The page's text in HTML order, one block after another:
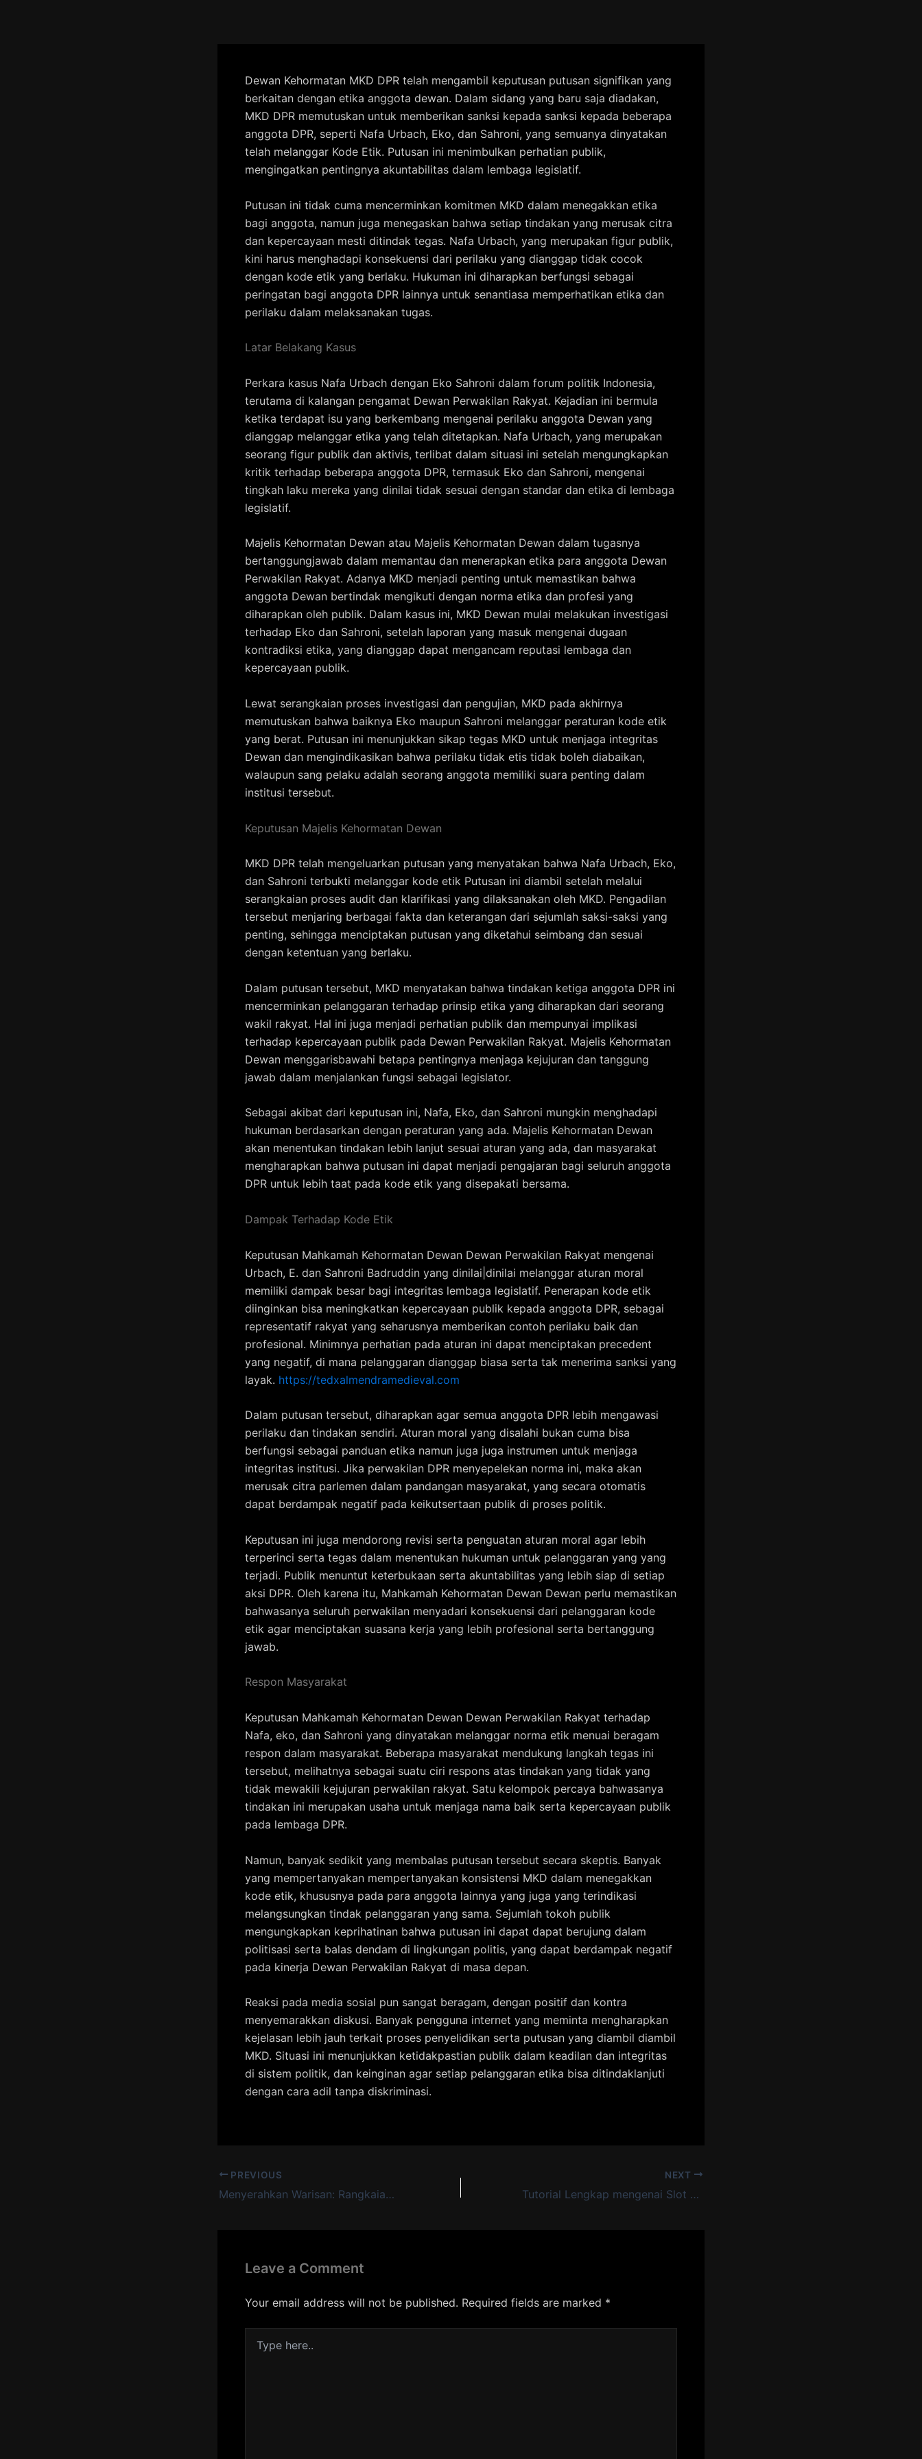
Dewan Kehormatan MKD DPR telah mengambil keputusan putusan signifikan yang
berkaitan dengan etika anggota dewan. Dalam sidang yang baru saja diadakan,
MKD DPR memutuskan untuk memberikan sanksi kepada sanksi kepada beberapa
anggota DPR, seperti Nafa Urbach, Eko, dan Sahroni, yang semuanya dinyatakan
telah melanggar Kode Etik. Putusan ini menimbulkan perhatian publik,
mengingatkan pentingnya akuntabilitas dalam lembaga legislatif.
Putusan ini tidak cuma mencerminkan komitmen MKD dalam menegakkan etika
bagi anggota, namun juga menegaskan bahwa setiap tindakan yang merusak citra
dan kepercayaan mesti ditindak tegas. Nafa Urbach, yang merupakan figur publik,
kini harus menghadapi konsekuensi dari perilaku yang dianggap tidak cocok
dengan kode etik yang berlaku. Hukuman ini diharapkan berfungsi sebagai
peringatan bagi anggota DPR lainnya untuk senantiasa memperhatikan etika dan
perilaku dalam melaksanakan tugas.
Latar Belakang Kasus
Perkara kasus Nafa Urbach dengan Eko Sahroni dalam forum politik Indonesia,
terutama di kalangan pengamat Dewan Perwakilan Rakyat. Kejadian ini bermula
ketika terdapat isu yang berkembang mengenai perilaku anggota Dewan yang
dianggap melanggar etika yang telah ditetapkan. Nafa Urbach, yang merupakan
seorang figur publik dan aktivis, terlibat dalam situasi ini setelah mengungkapkan
kritik terhadap beberapa anggota DPR, termasuk Eko dan Sahroni, mengenai
tingkah laku mereka yang dinilai tidak sesuai dengan standar dan etika di lembaga
legislatif.
Majelis Kehormatan Dewan atau Majelis Kehormatan Dewan dalam tugasnya
bertanggungjawab dalam memantau dan menerapkan etika para anggota Dewan
Perwakilan Rakyat. Adanya MKD menjadi penting untuk memastikan bahwa
anggota Dewan bertindak mengikuti dengan norma etika dan profesi yang
diharapkan oleh publik. Dalam kasus ini, MKD Dewan mulai melakukan investigasi
terhadap Eko dan Sahroni, setelah laporan yang masuk mengenai dugaan
kontradiksi etika, yang dianggap dapat mengancam reputasi lembaga dan
kepercayaan publik.
Lewat serangkaian proses investigasi dan pengujian, MKD pada akhirnya
memutuskan bahwa baiknya Eko maupun Sahroni melanggar peraturan kode etik
yang berat. Putusan ini menunjukkan sikap tegas MKD untuk menjaga integritas
Dewan dan mengindikasikan bahwa perilaku tidak etis tidak boleh diabaikan,
walaupun sang pelaku adalah seorang anggota memiliki suara penting dalam
institusi tersebut.
Keputusan Majelis Kehormatan Dewan
MKD DPR telah mengeluarkan putusan yang menyatakan bahwa Nafa Urbach, Eko,
dan Sahroni terbukti melanggar kode etik Putusan ini diambil setelah melalui
serangkaian proses audit dan klarifikasi yang dilaksanakan oleh MKD. Pengadilan
tersebut menjaring berbagai fakta dan keterangan dari sejumlah saksi-saksi yang
penting, sehingga menciptakan putusan yang diketahui seimbang dan sesuai
dengan ketentuan yang berlaku.
Dalam putusan tersebut, MKD menyatakan bahwa tindakan ketiga anggota DPR ini
mencerminkan pelanggaran terhadap prinsip etika yang diharapkan dari seorang
wakil rakyat. Hal ini juga menjadi perhatian publik dan mempunyai implikasi
terhadap kepercayaan publik pada Dewan Perwakilan Rakyat. Majelis Kehormatan
Dewan menggarisbawahi betapa pentingnya menjaga kejujuran dan tanggung
jawab dalam menjalankan fungsi sebagai legislator.
Sebagai akibat dari keputusan ini, Nafa, Eko, dan Sahroni mungkin menghadapi
hukuman berdasarkan dengan peraturan yang ada. Majelis Kehormatan Dewan
akan menentukan tindakan lebih lanjut sesuai aturan yang ada, dan masyarakat
mengharapkan bahwa putusan ini dapat menjadi pengajaran bagi seluruh anggota
DPR untuk lebih taat pada kode etik yang disepakati bersama.
Dampak Terhadap Kode Etik
Keputusan Mahkamah Kehormatan Dewan Dewan Perwakilan Rakyat mengenai
Urbach, E. dan Sahroni Badruddin yang dinilai|dinilai melanggar aturan moral
memiliki dampak besar bagi integritas lembaga legislatif. Penerapan kode etik
diinginkan bisa meningkatkan kepercayaan publik kepada anggota DPR, sebagai
representatif rakyat yang seharusnya memberikan contoh perilaku baik dan
profesional. Minimnya perhatian pada aturan ini dapat menciptakan precedent
yang negatif, di mana pelanggaran dianggap biasa serta tak menerima sanksi yang
layak. https://tedxalmendramedieval.com
Dalam putusan tersebut, diharapkan agar semua anggota DPR lebih mengawasi
perilaku dan tindakan sendiri. Aturan moral yang disalahi bukan cuma bisa
berfungsi sebagai panduan etika namun juga juga instrumen untuk menjaga
integritas institusi. Jika perwakilan DPR menyepelekan norma ini, maka akan
merusak citra parlemen dalam pandangan masyarakat, yang secara otomatis
dapat berdampak negatif pada keikutsertaan publik di proses politik.
Keputusan ini juga mendorong revisi serta penguatan aturan moral agar lebih
terperinci serta tegas dalam menentukan hukuman untuk pelanggaran yang yang
terjadi. Publik menuntut keterbukaan serta akuntabilitas yang lebih siap di setiap
aksi DPR. Oleh karena itu, Mahkamah Kehormatan Dewan Dewan perlu memastikan
bahwasanya seluruh perwakilan menyadari konsekuensi dari pelanggaran kode
etik agar menciptakan suasana kerja yang lebih profesional serta bertanggung
jawab.
Respon Masyarakat
Keputusan Mahkamah Kehormatan Dewan Dewan Perwakilan Rakyat terhadap
Nafa, eko, dan Sahroni yang dinyatakan melanggar norma etik menuai beragam
respon dalam masyarakat. Beberapa masyarakat mendukung langkah tegas ini
tersebut, melihatnya sebagai suatu ciri respons atas tindakan yang tidak yang
tidak mewakili kejujuran perwakilan rakyat. Satu kelompok percaya bahwasanya
tindakan ini merupakan usaha untuk menjaga nama baik serta kepercayaan publik
pada lembaga DPR.
Namun, banyak sedikit yang membalas putusan tersebut secara skeptis. Banyak
yang mempertanyakan mempertanyakan konsistensi MKD dalam menegakkan
kode etik, khususnya pada para anggota lainnya yang juga yang terindikasi
melangsungkan tindak pelanggaran yang sama. Sejumlah tokoh publik
mengungkapkan keprihatinan bahwa putusan ini dapat dapat berujung dalam
politisasi serta balas dendam di lingkungan politis, yang dapat berdampak negatif
pada kinerja Dewan Perwakilan Rakyat di masa depan.
Reaksi pada media sosial pun sangat beragam, dengan positif dan kontra
menyemarakkan diskusi. Banyak pengguna internet yang meminta mengharapkan
kejelasan lebih jauh terkait proses penyelidikan serta putusan yang diambil diambil
MKD. Situasi ini menunjukkan ketidakpastian publik dalam keadilan dan integritas
di sistem politik, dan keinginan agar setiap pelanggaran etika bisa ditindaklanjuti
dengan cara adil tanpa diskriminasi.
PREVIOUS
Menyerahkan Warisan: Rangkaian Kegiatan Penguburan Sultan Istana Solo
NEXT
Tutorial Lengkap mengenai Slot Demo Pragmatic Play
Leave a Comment
Your email address will not be published. Required fields are marked *
here..